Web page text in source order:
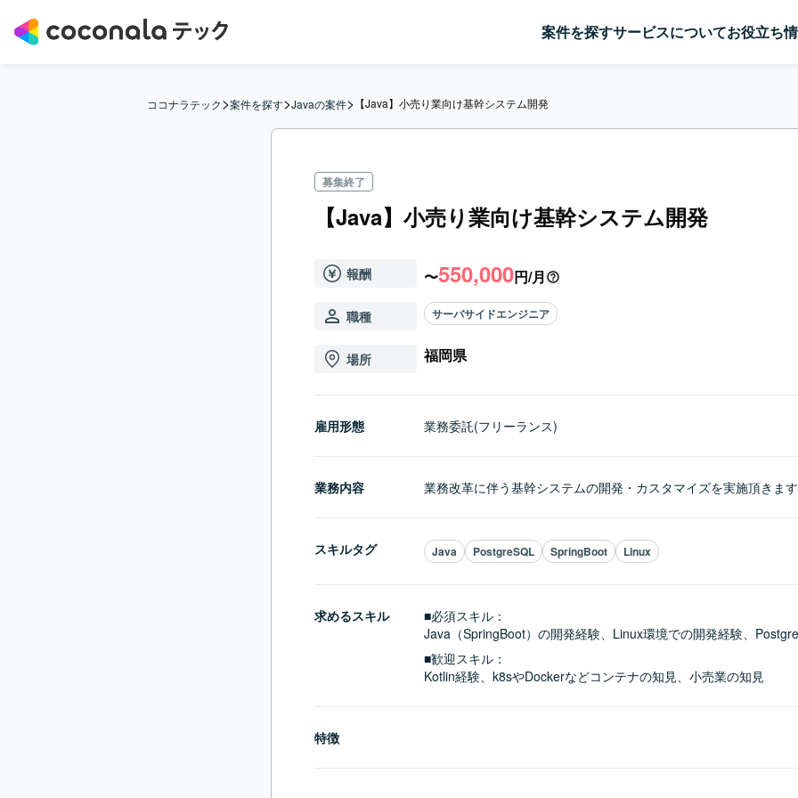
案件を探すサービスについてお役立ち
ココナラテック>案件を探す>Javaの案件> 【Java】小売り業向け基幹システム開発
募集終了
【Java】小売り業向け基幹システム開発
報酬 〜550,000円/月
職種 サーバサイドエンジニア
場所 福岡県
雇用形態 業務委託(フリーランス)
業務内容 業務改革に伴う基幹システムの開発・カスタマイズを実施頂きます
スキルタグ Java PostgreSQL SpringBoot Linux
求めるスキル
■必須スキル：
Java（SpringBoot）の開発経験、Linux環境での開発経験、
■歓迎スキル：
Kotlin経験、k8sやDockerなどコンテナの知見、小売業の知見
特徴